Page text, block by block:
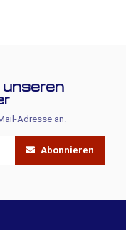
Adresse an.
Abonnieren